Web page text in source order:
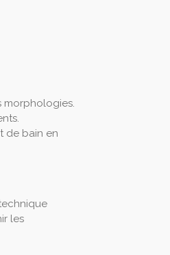
morphologies.
de bain en
les